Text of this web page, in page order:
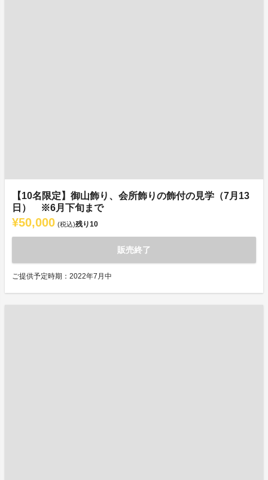
【10名限定】御山飾り、会所飾りの飾付の見学（7月13
日） ※6月下旬まで
¥50,000 (税込)残り10
販売終了
ご提供予定時期：2022年7月中